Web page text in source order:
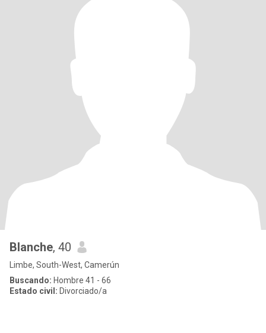
Blanche, 40
Limbe, South-West, Camerún
Buscando: Hombre 41 - 66
Estado civil: Divorciado/a